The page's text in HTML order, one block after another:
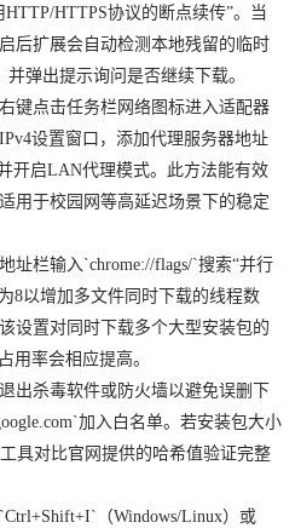
HTTPS协议的断点续传”。当
后扩展会自动检测本地残留的临时
弹出提示询问是否继续下载。
键点击任务栏网络图标进入适配器
设置窗口，添加代理服务器地址
并开启LAN代理模式。此方法能有效
用于校园网等高延迟场景下的稳定
址栏输入`chrome://flags/`搜索“并行
8以增加多文件同时下载的线程数
设置对同时下载多个大型安装包的
用率会相应提高。
出杀毒软件或防火墙以避免误删下
加入白名单。若安装包大小
具对比官网提供的哈希值验证完整
（Windows/Linux）或